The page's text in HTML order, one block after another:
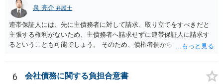
泉 亮介 弁護士
連帯保証人には、先に主債務者に対して請求、取り立てをすべきだと
主張する権利がないため、主債務者へ請求せずに連帯保証人に請求す
るということも可能でしょう。 そのため、債権者側からすれば、会社
求しても良いものとなります。
6 会社債務に関する負担合意書